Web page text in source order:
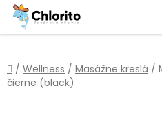
Prejsť
obsah
Domov
/ Wellness / Masážne kreslá /
čierne (black)